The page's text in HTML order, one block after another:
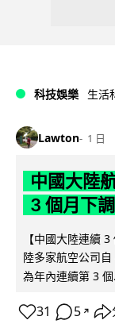
科技娛樂 生活
Lawton 1 日
中國大陸
3 個月下調
【中國大陸連續
陸多家航空公司
為年內連續第 3
31 5 ↗